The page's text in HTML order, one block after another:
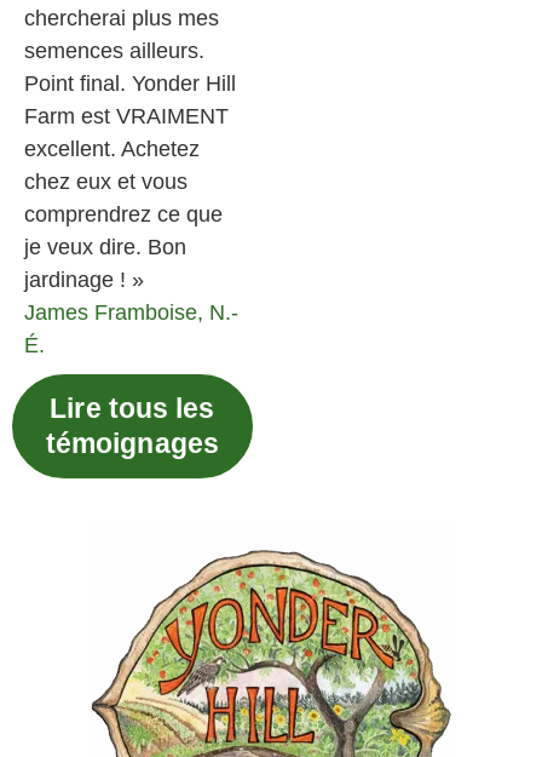
chercherai plus mes
semences ailleurs.
Point final. Yonder Hill
Farm est VRAIMENT
excellent. Achetez
chez eux et vous
comprendrez ce que
je veux dire. Bon
jardinage ! »
James Framboise, N.-
É.
Lire tous les
témoignages